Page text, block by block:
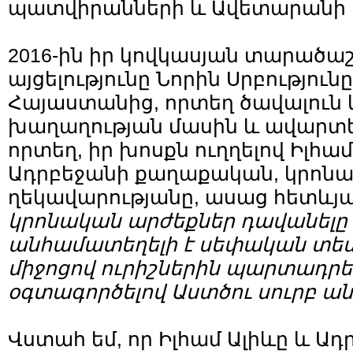
պատվիրանների և Ավետարանի
2016-ին իր կովկասյան
այցելությունը Նորին
Հայաստանից, որտեղ ծավալուն
խաղաղության մասին և
որտեղ, իր խոսքն ուղղելով
Ադրբեջանի քաղաքական,
ղեկավարությանը, ասաց
կրոնական արժեքներ դավանելը
անհամատեղելի է սեփական
միջոցով ուրիշներին
օգտագործելով Աստծու սուրբ
Վստահ եմ, որ Իլհամ Ալիևը և